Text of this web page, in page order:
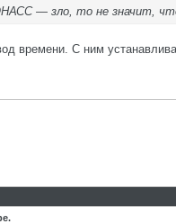
— зло, то не значит,
времени. С ним